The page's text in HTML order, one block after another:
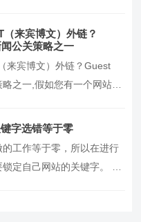
标记的外链…
来宾博文）外链？
公关策略之一
来宾博文）外链？Guest
之一,假如您有一个网站，
博文，您是Guest Bl…
字选错等于零
工作等于零，所以在进行
定自己网站的关键字。 怎